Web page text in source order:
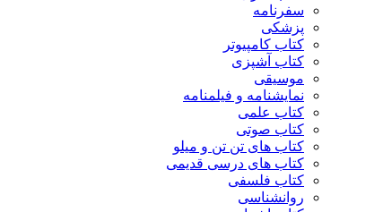
سفرنامه
پزشکی
کتاب کامپیوتر
کتاب آشپزی
موسیقی
نمایشنامه و فیلمنامه
کتاب علمی
کتاب صوتی
کتاب های تن تن و میلو
کتاب های درسی قدیمی
کتاب فلسفی
روانشناسی